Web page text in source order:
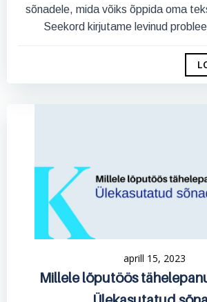
sõnadele, mida võiks õppida oma
Seekord kirjutame levinud
aprill 15, 2023
Millele lõputöös